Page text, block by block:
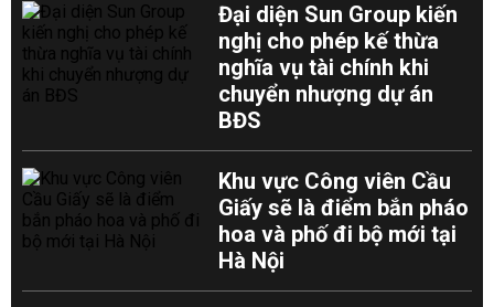
Đại diện Sun Group kiến
nghị cho phép kế thừa
nghĩa vụ tài chính khi
chuyển nhượng dự án
BĐS
Khu vực Công viên Cầu
Giấy sẽ là điểm bắn pháo
hoa và phố đi bộ mới tại
Hà Nội